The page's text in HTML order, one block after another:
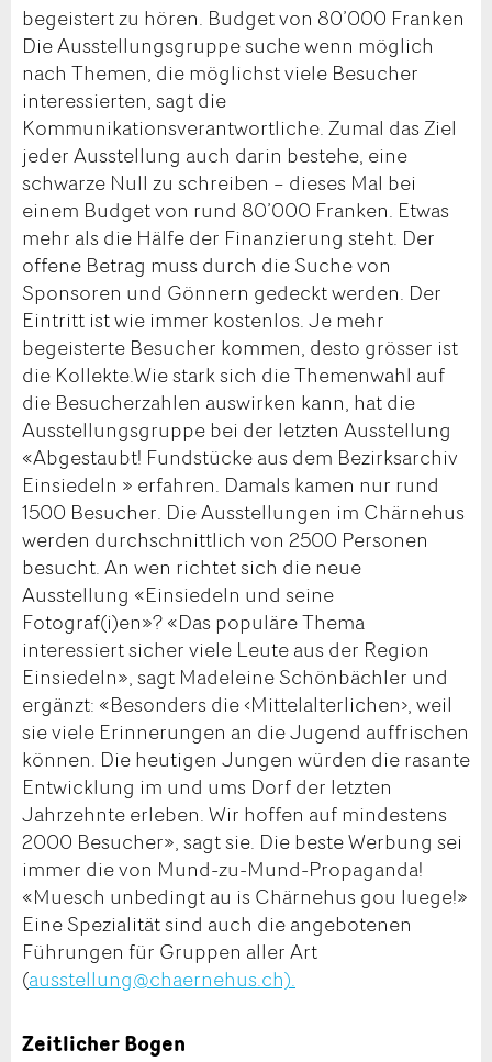
begeistert zu hören. Budget von 80’000 Franken
Die Ausstellungsgruppe suche wenn möglich
nach Themen, die möglichst viele Besucher
interessierten, sagt die
Kommunikationsverantwortliche. Zumal das Ziel
jeder Ausstellung auch darin bestehe, eine
schwarze Null zu schreiben – dieses Mal bei
einem Budget von rund 80’000 Franken. Etwas
mehr als die Hälfe der Finanzierung steht. Der
offene Betrag muss durch die Suche von
Sponsoren und Gönnern gedeckt werden. Der
Eintritt ist wie immer kostenlos. Je mehr
begeisterte Besucher kommen, desto grösser ist
die Kollekte.Wie stark sich die Themenwahl auf
die Besucherzahlen auswirken kann, hat die
Ausstellungsgruppe bei der letzten Ausstellung
«Abgestaubt! Fundstücke aus dem Bezirksarchiv
Einsiedeln » erfahren. Damals kamen nur rund
1500 Besucher. Die Ausstellungen im Chärnehus
werden durchschnittlich von 2500 Personen
besucht. An wen richtet sich die neue
Ausstellung «Einsiedeln und seine
Fotograf(i)en»? «Das populäre Thema
interessiert sicher viele Leute aus der Region
Einsiedeln», sagt Madeleine Schönbächler und
ergänzt: «Besonders die ‹Mittelalterlichen›, weil
sie viele Erinnerungen an die Jugend auffrischen
können. Die heutigen Jungen würden die rasante
Entwicklung im und ums Dorf der letzten
Jahrzehnte erleben. Wir hoffen auf mindestens
2000 Besucher», sagt sie. Die beste Werbung sei
immer die von Mund-zu-Mund-Propaganda!
«Muesch unbedingt au is Chärnehus gou luege!»
Eine Spezialität sind auch die angebotenen
Führungen für Gruppen aller Art
(ausstellung@chaernehus.ch).
Zeitlicher Bogen